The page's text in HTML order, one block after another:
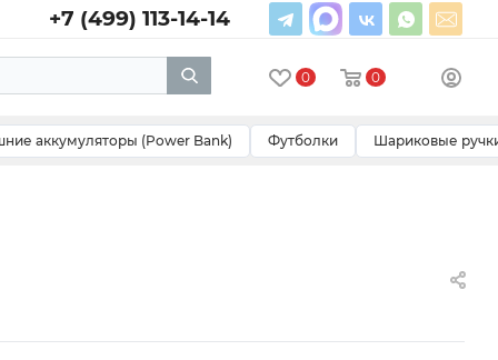
+7 (499) 113-14-14
0 0
аккумуляторы (Power Bank) Футболки Шариковые